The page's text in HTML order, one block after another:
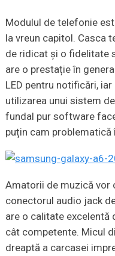
Modulul de telefonie
la vreun capitol. Casca
de ridicat și o fidelitate
are o prestație în
LED pentru notificări,
utilizarea unui sistem
fundal pur software
puțin cam
Amatorii de muzică vor
conectorul audio jack
are o calitate
cât competente. Micul
dreaptă a carcasei